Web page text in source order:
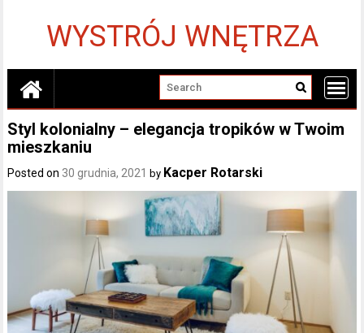
WYSTRÓJ WNĘTRZA
Styl kolonialny – elegancja tropików w Twoim
mieszkaniu
Posted on 30 grudnia, 2021 by Kacper Rotarski